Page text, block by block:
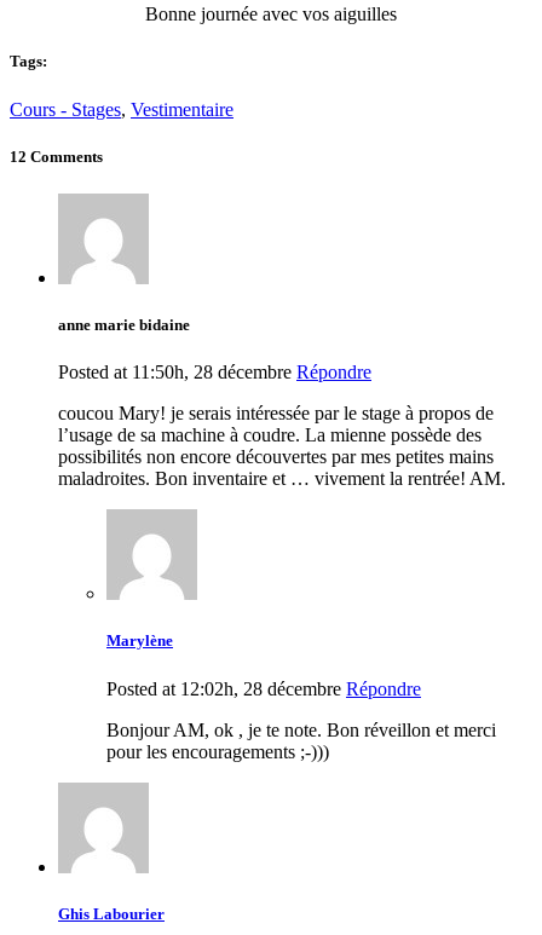
Bonne journée avec vos aiguilles
Tags:
Cours - Stages, Vestimentaire
12 Comments
anne marie bidaine
Posted at 11:50h, 28 décembre Répondre
coucou Mary! je serais intéressée par le stage à propos de
l’usage de sa machine à coudre. La mienne possède des
possibilités non encore découvertes par mes petites mains
maladroites. Bon inventaire et … vivement la rentrée! AM.
Marylène
Posted at 12:02h, 28 décembre Répondre
Bonjour AM, ok , je te note. Bon réveillon et merci
pour les encouragements ;-)))
Ghis Labourier